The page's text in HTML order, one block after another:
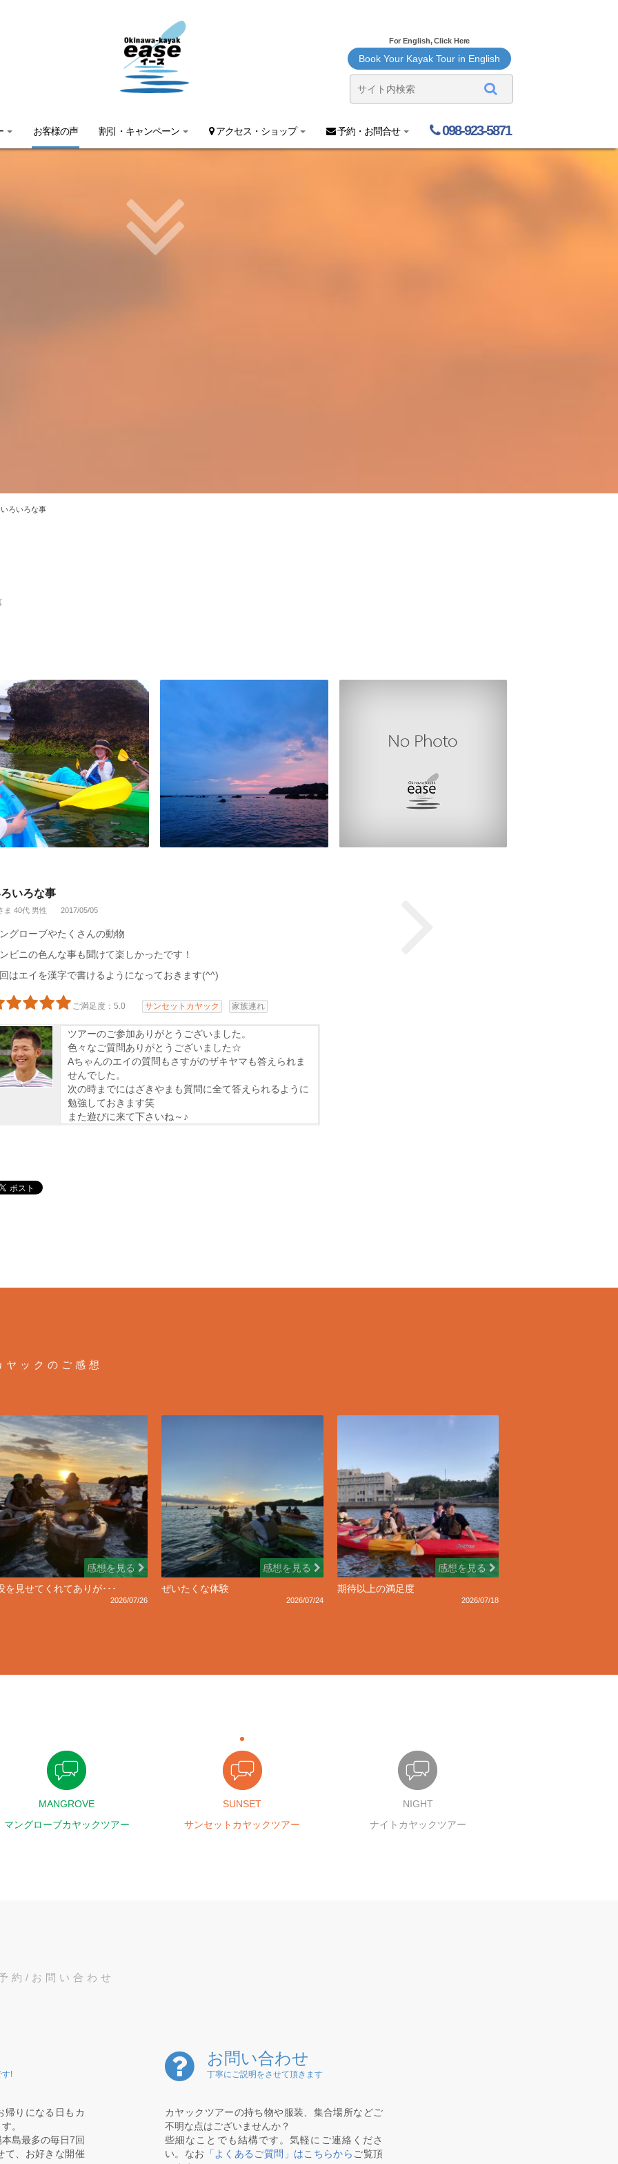
For English, Click Here
Book Your Kayak Tour in English
お客様の声 割引・キャンペーン アクセス・ショップ 予約・お問合せ 098-923-5871
いろいろな事
いろな事
ま 40代 男性 2017/05/05
グローブやたくさんの動物
ビニの色んな事も聞けて楽しかったです！
はエイを漢字で書けるようになっておきます(^^)
ご満足度：5.0 サンセットカヤック 家族連れ
ツアーのご参加ありがとうございました。
色々なご質問ありがとうございました☆
Aちゃんのエイの質問もさすがのザキヤマも答えられま
せんでした。
次の時までにはざきやまも質問に全て答えられるように
勉強しておきます笑
また遊びに来て下さいね～♪
ヤックのご感想
感想を見る
を見せてくれてありが･･･
2026/07/26
感想を見る
ぜいたくな体験
2026/07/24
感想を見る
期待以上の満足度
2026/07/18
MANGROVE
マングローブカヤックツアー
SUNSET
サンセットカヤックツアー
NIGHT
ナイトカヤックツアー
約/お問い合わせ
す!
帰りになる日もカ
。
島最多の毎日7回
て、お好きな開催
お問い合わせ
丁寧にご説明をさせて頂きます
カヤックツアーの持ち物や服装、集合場所などご
不明な点はございませんか？
些細なことでも結構です。気軽にご連絡くださ
い。なお 「よくあるご質問」はこちらから ご覧頂